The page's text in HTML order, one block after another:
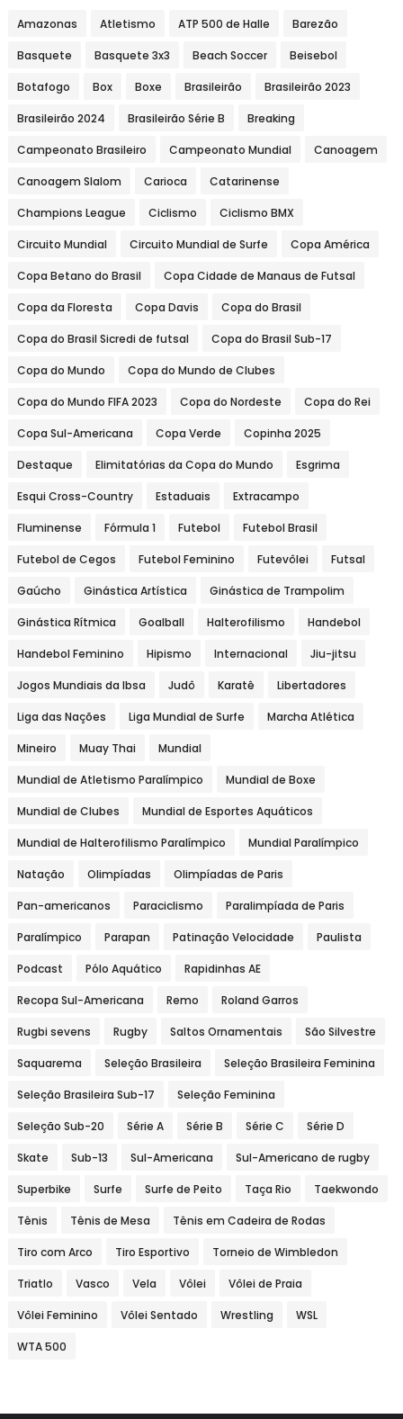
Amazonas Atletismo ATP 500 de Halle Barezão
Basquete Basquete 3x3 Beach Soccer Beisebol
Botafogo Box Boxe Brasileirão Brasileirão 2023
Brasileirão 2024 Brasileirão Série B Breaking
Campeonato Brasileiro Campeonato Mundial Canoagem
Canoagem Slalom Carioca Catarinense
Champions League Ciclismo Ciclismo BMX
Circuito Mundial Circuito Mundial de Surfe Copa América
Copa Betano do Brasil Copa Cidade de Manaus de Futsal
Copa da Floresta Copa Davis Copa do Brasil
Copa do Brasil Sicredi de futsal Copa do Brasil Sub-17
Copa do Mundo Copa do Mundo de Clubes
Copa do Mundo FIFA 2023 Copa do Nordeste Copa do Rei
Copa Sul-Americana Copa Verde Copinha 2025
Destaque Elimitatórias da Copa do Mundo Esgrima
Esqui Cross-Country Estaduais Extracampo
Fluminense Fórmula 1 Futebol Futebol Brasil
Futebol de Cegos Futebol Feminino Futevôlei Futsal
Gaúcho Ginástica Artística Ginástica de Trampolim
Ginástica Rítmica Goalball Halterofilismo Handebol
Handebol Feminino Hipismo Internacional Jiu-jitsu
Jogos Mundiais da Ibsa Judô Karatê Libertadores
Liga das Nações Liga Mundial de Surfe Marcha Atlética
Mineiro Muay Thai Mundial
Mundial de Atletismo Paralímpico Mundial de Boxe
Mundial de Clubes Mundial de Esportes Aquáticos
Mundial de Halterofilismo Paralímpico Mundial Paralímpico
Natação Olimpíadas Olimpíadas de Paris
Pan-americanos Paraciclismo Paralimpíada de Paris
Paralímpico Parapan Patinação Velocidade Paulista
Podcast Pólo Aquático Rapidinhas AE
Recopa Sul-Americana Remo Roland Garros
Rugbi sevens Rugby Saltos Ornamentais São Silvestre
Saquarema Seleção Brasileira Seleção Brasileira Feminina
Seleção Brasileira Sub-17 Seleção Feminina
Seleção Sub-20 Série A Série B Série C Série D
Skate Sub-13 Sul-Americana Sul-Americano de rugby
Superbike Surfe Surfe de Peito Taça Rio Taekwondo
Tênis Tênis de Mesa Tênis em Cadeira de Rodas
Tiro com Arco Tiro Esportivo Torneio de Wimbledon
Triatlo Vasco Vela Vôlei Vôlei de Praia
Vôlei Feminino Vôlei Sentado Wrestling WSL
WTA 500